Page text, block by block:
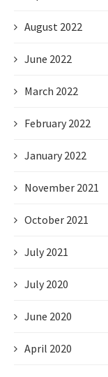
August 2022
June 2022
March 2022
February 2022
January 2022
November 2021
October 2021
July 2021
July 2020
June 2020
April 2020